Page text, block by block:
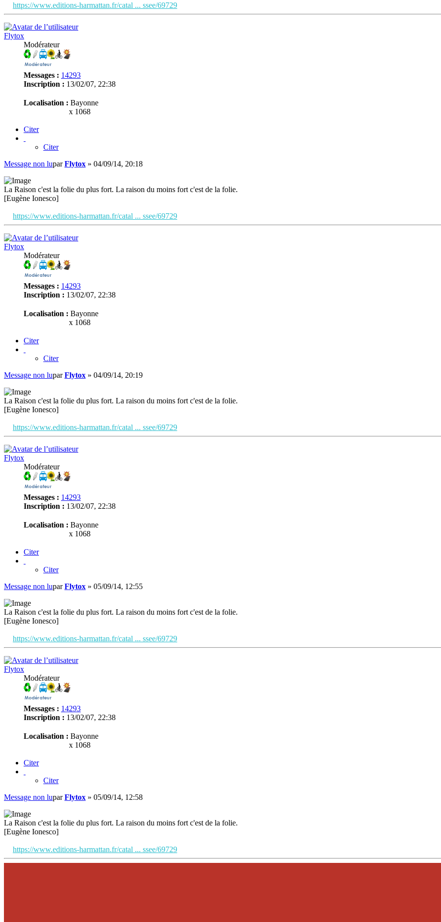
https://www.editions-harmattan.fr/catal ... ssee/69729
Flytox
Modérateur
Messages : 14293
Inscription : 13/02/07, 22:38
Localisation : Bayonne
x 1068
Citer
Citer
Message non luparFlytox » 04/09/14, 20:18
La Raison c'est la folie du plus fort. La raison du moins fort c'est de la folie.
[Eugène Ionesco]
https://www.editions-harmattan.fr/catal ... ssee/69729
Flytox
Modérateur
Messages : 14293
Inscription : 13/02/07, 22:38
Localisation : Bayonne
x 1068
Citer
Citer
Message non luparFlytox » 04/09/14, 20:19
La Raison c'est la folie du plus fort. La raison du moins fort c'est de la folie.
[Eugène Ionesco]
https://www.editions-harmattan.fr/catal ... ssee/69729
Flytox
Modérateur
Messages : 14293
Inscription : 13/02/07, 22:38
Localisation : Bayonne
x 1068
Citer
Citer
Message non luparFlytox » 05/09/14, 12:55
La Raison c'est la folie du plus fort. La raison du moins fort c'est de la folie.
[Eugène Ionesco]
https://www.editions-harmattan.fr/catal ... ssee/69729
Flytox
Modérateur
Messages : 14293
Inscription : 13/02/07, 22:38
Localisation : Bayonne
x 1068
Citer
Citer
Message non luparFlytox » 05/09/14, 12:58
La Raison c'est la folie du plus fort. La raison du moins fort c'est de la folie.
[Eugène Ionesco]
https://www.editions-harmattan.fr/catal ... ssee/69729